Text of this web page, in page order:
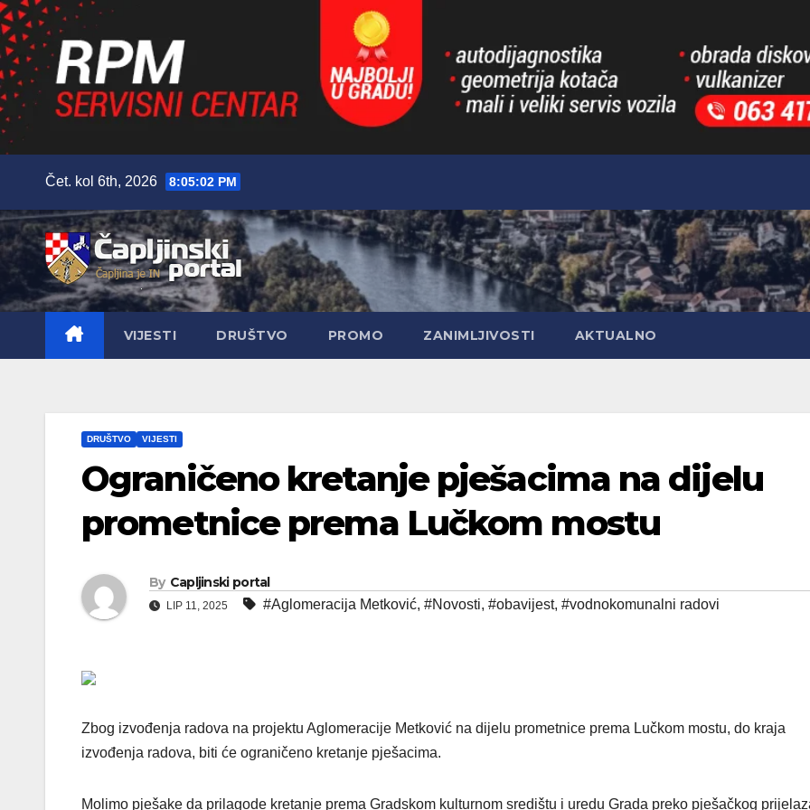
content
Čet. kol 6th, 2026 8:05:03 PM
VIJESTI DRUŠTVO PROMO ZANIMLJIVOSTI AKTUALNO
DRUŠTVO VIJESTI
Ograničeno kretanje pješacima na dijelu
prometnice prema Lučkom mostu
By Capljinski portal
LIP 11, 2025 #Aglomeracija Metković, #Novosti, #obavijest, #vodnokomunalni radovi
Zbog izvođenja radova na projektu Aglomeracije Metković na dijelu prometnice prema Lučkom mostu, do kraja
izvođenja radova, biti će ograničeno kretanje pješacima.
Molimo pješake da prilagode kretanje prema Gradskom kulturnom središtu i uredu Grada preko pješačkog